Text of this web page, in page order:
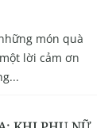
món quà
lời cảm ơn